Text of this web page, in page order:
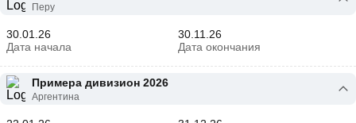
Перу
30.01.26
Дата начала
30.11.26
Дата окончания
Примера дивизион 2026
Аргентина